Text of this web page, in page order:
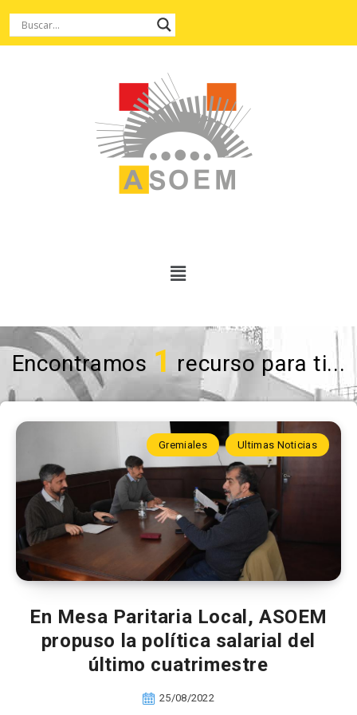
Encontramos 1 recurso para ti...
Gremiales Ultimas Noticias
En Mesa Paritaria Local, ASOEM
propuso la política salarial del
último cuatrimestre
25/08/2022